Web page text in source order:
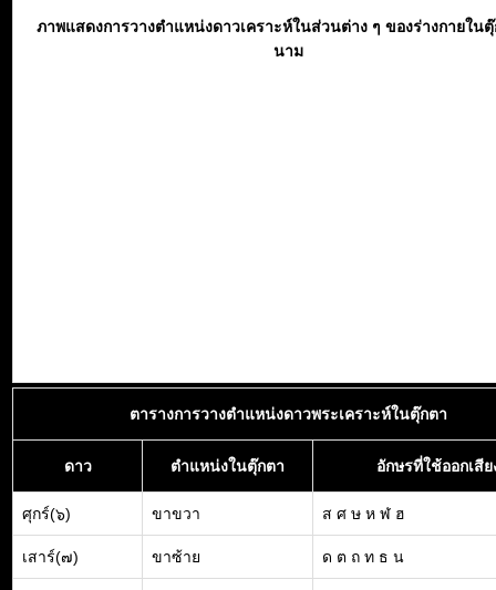
ภาพแสดงการวางตำแหน่งดาวเคราะห์ในส่วนต่าง ๆ ของร่างกายใน
นาม
ตารางการวางตำแหน่งดาวพระเคราะห์ในตุ๊กตา
ดาว ตำแหน่งในตุ๊กตา อักษรที่ใช้ออกเสีย
ศุกร์(๖) ขาขวา ส ศ ษ ห ฬ ฮ
เสาร์(๗) ขาซ้าย ด ต ถ ท ธ น